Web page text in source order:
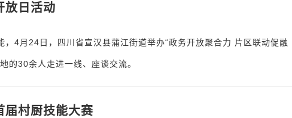
放日活动
4月24日，四川省宣汉县蒲江街道举办“政务开放聚合力 片区联动促融
的30余人走进一线、座谈交流。
届村厨技能大赛